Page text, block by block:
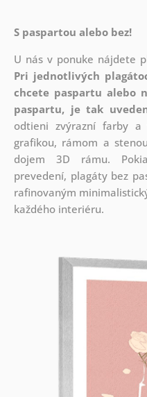
S paspartou alebo bez!
U nás v ponuke nájdete
Pri jednotlivých
chcete paspartu alebo
paspartu, je tak
odtieni zvýrazní farby
grafikou, rámom a
dojem 3D rámu.
prevedení, plagáty bez
rafinovaným
každého interiéru.